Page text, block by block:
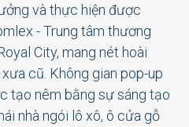
và thực hiện được
- Trung tâm thương
City, mang nét hoài
cũ. Không gian pop-up
tạo nêm bằng sự sáng tạo
nhà ngói lô xô, ô cửa gỗ